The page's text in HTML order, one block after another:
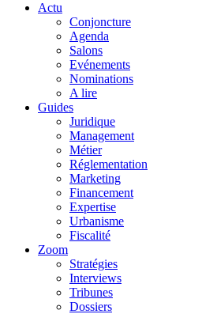
Actu
Conjoncture
Agenda
Salons
Evénements
Nominations
A lire
Guides
Juridique
Management
Métier
Réglementation
Marketing
Financement
Expertise
Urbanisme
Fiscalité
Zoom
Stratégies
Interviews
Tribunes
Dossiers